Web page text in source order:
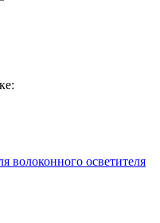
волоконного осветителя